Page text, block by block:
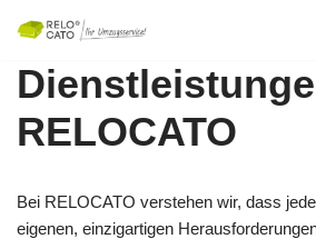
Inhalt
RELOCATO
Bei RELOCATO verstehen wir, dass
eigenen, einzigartigen